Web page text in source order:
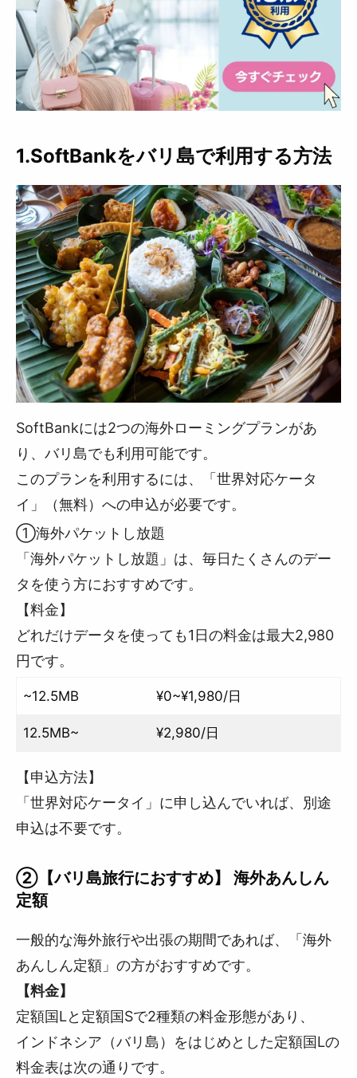
1.SoftBankをバリ島で利用する方法
SoftBankには2つの海外ローミングプランがあ
り、バリ島でも利用可能です。
このプランを利用するには、「世界対応ケータ
イ」（無料）への申込が必要です。
①海外パケットし放題
「海外パケットし放題」は、毎日たくさんのデー
タを使う方におすすめです。
【料金】
どれだけデータを使っても1日の料金は最大2,980
円です。
~12.5MB ¥0~¥1,980/日
12.5MB~ ¥2,980/日
【申込方法】
「世界対応ケータイ」に申し込んでいれば、別途
申込は不要です。
②【バリ島旅行におすすめ】 海外あんしん
定額
一般的な海外旅行や出張の期間であれば、「海外
あんしん定額」の方がおすすめです。
【料金】
定額国Lと定額国Sで2種類の料金形態があり、
インドネシア（バリ島）をはじめとした定額国Lの
料金表は次の通りです。